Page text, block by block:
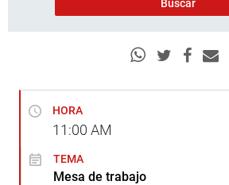
HORA
11:00 AM
TEMA
Mesa de trabajo